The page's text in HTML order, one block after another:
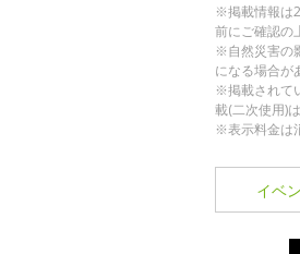
※掲載情報は
前にご確認の
※自然災害の
になる場合が
※掲載されて
載(二次使用)
※表示料金は
イベ